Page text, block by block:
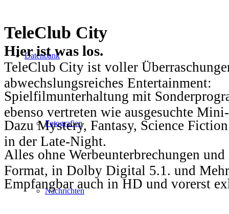
Datenbank
Fotografien
Nachrichten
TeleClub City
Hier ist was los.
TeleClub City ist voller
abwechslungsreiches Entertainment:
Spielfilmunterhaltung mit
ebenso vertreten wie ausgesuchte
Dazu Mystery, Fantasy, Science
in der Late-Night.
Alles ohne Werbeunterbrechungen
Format, in Dolby Digital 5.1. und
Empfangbar auch in HD und vorerst